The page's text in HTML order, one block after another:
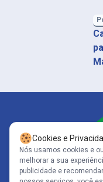
Siga-nos
Cookies e
Nós usamos cookies e
melhorar a sua
publicidade e